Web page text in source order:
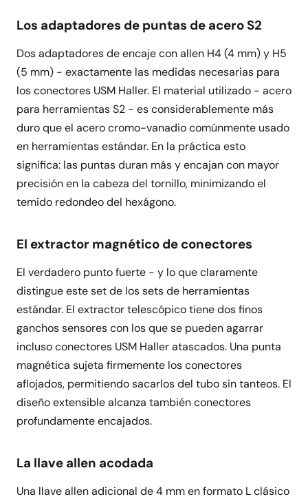
Los adaptadores de puntas de acero S2
Dos adaptadores de encaje con allen H4 (4 mm) y H5
(5 mm) - exactamente las medidas necesarias para
los conectores USM Haller. El material utilizado - acero
para herramientas S2 - es considerablemente más
duro que el acero cromo-vanadio comúnmente usado
en herramientas estándar. En la práctica esto
significa: las puntas duran más y encajan con mayor
precisión en la cabeza del tornillo, minimizando el
temido redondeo del hexágono.
El extractor magnético de conectores
El verdadero punto fuerte - y lo que claramente
distingue este set de los sets de herramientas
estándar. El extractor telescópico tiene dos finos
ganchos sensores con los que se pueden agarrar
incluso conectores USM Haller atascados. Una punta
magnética sujeta firmemente los conectores
aflojados, permitiendo sacarlos del tubo sin tanteos. El
diseño extensible alcanza también conectores
profundamente encajados.
La llave allen acodada
Una llave allen adicional de 4 mm en formato L clásico